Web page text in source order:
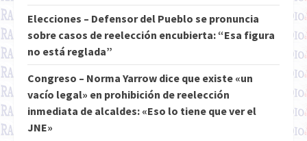
Elecciones – Defensor del Pueblo se pronuncia
sobre casos de reelección encubierta: “Esa figura
no está reglada”
Congreso – Norma Yarrow dice que existe «un
vacío legal» en prohibición de reelección
inmediata de alcaldes: «Eso lo tiene que ver el
JNE»